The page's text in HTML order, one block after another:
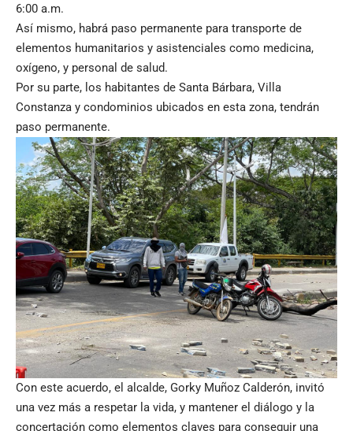
6:00 a.m.
Así mismo, habrá paso permanente para transporte de
elementos humanitarios y asistenciales como medicina,
oxígeno, y personal de salud.
Por su parte, los habitantes de Santa Bárbara, Villa
Constanza y condominios ubicados en esta zona, tendrán
paso permanente.
Con este acuerdo, el alcalde, Gorky Muñoz Calderón, invitó
una vez más a respetar la vida, y mantener el diálogo y la
concertación como elementos claves para conseguir una